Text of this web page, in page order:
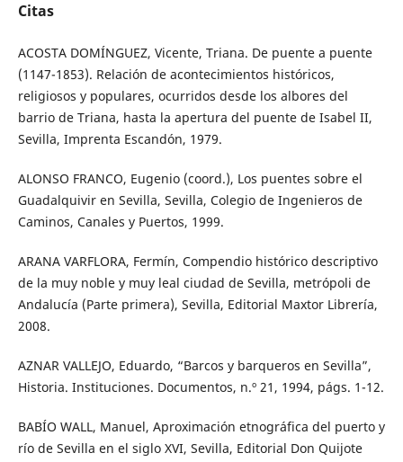
Citas
ACOSTA DOMÍNGUEZ, Vicente, Triana. De puente a puente
(1147-1853). Relación de acontecimientos históricos,
religiosos y populares, ocurridos desde los albores del
barrio de Triana, hasta la apertura del puente de Isabel II,
Sevilla, Imprenta Escandón, 1979.
ALONSO FRANCO, Eugenio (coord.), Los puentes sobre el
Guadalquivir en Sevilla, Sevilla, Colegio de Ingenieros de
Caminos, Canales y Puertos, 1999.
ARANA VARFLORA, Fermín, Compendio histórico descriptivo
de la muy noble y muy leal ciudad de Sevilla, metrópoli de
Andalucía (Parte primera), Sevilla, Editorial Maxtor Librería,
2008.
AZNAR VALLEJO, Eduardo, “Barcos y barqueros en Sevilla”,
Historia. Instituciones. Documentos, n.º 21, 1994, págs. 1-12.
BABÍO WALL, Manuel, Aproximación etnográfica del puerto y
río de Sevilla en el siglo XVI, Sevilla, Editorial Don Quijote